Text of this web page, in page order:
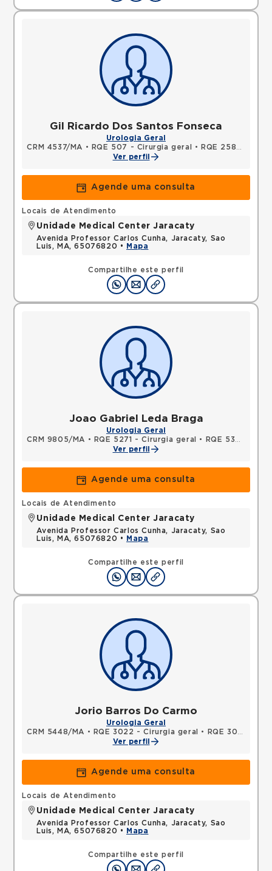
Gil Ricardo Dos Santos Fonseca
Urologia Geral
CRM 4537/MA • RQE 507 - Cirurgia geral •
RQE 2583 - Urologia
Ver perfil
Agende uma consulta
Compartilhe este perfil
Locais de Atendimento
Unidade Medical Center Jaracaty
Avenida Professor Carlos Cunha, Jaracaty, Sao
Luis, MA, 65076820 •
Mapa
Joao Gabriel Leda Braga
Urologia Geral
CRM 9805/MA • RQE 5271 - Cirurgia geral •
RQE 5363 - Urologia
Ver perfil
Agende uma consulta
Compartilhe este perfil
Locais de Atendimento
Unidade Medical Center Jaracaty
Avenida Professor Carlos Cunha, Jaracaty, Sao
Luis, MA, 65076820 •
Mapa
Jorio Barros Do Carmo
Urologia Geral
CRM 5448/MA • RQE 3022 - Cirurgia geral •
RQE 3023 - Urologia
Ver perfil
Agende uma consulta
Compartilhe este perfil
Locais de Atendimento
Unidade Medical Center Jaracaty
Avenida Professor Carlos Cunha, Jaracaty, Sao
Luis, MA, 65076820 •
Mapa